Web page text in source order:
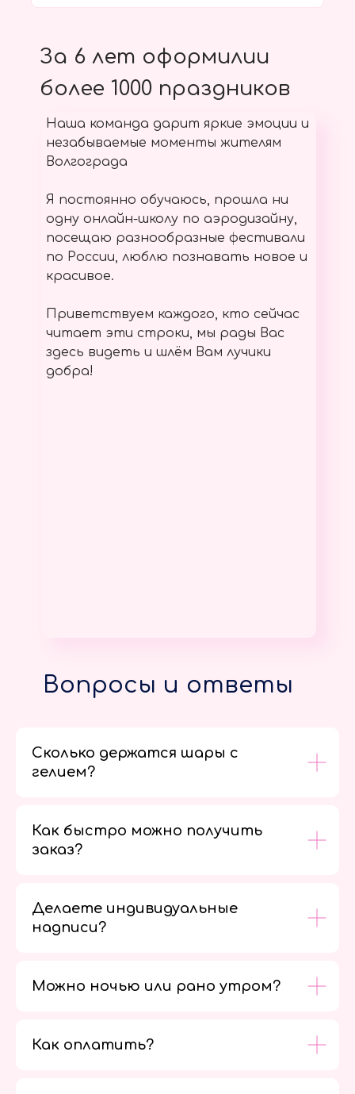
За 6 лет оформилии
более 1000 праздников
Наша команда дарит яркие эмоции и
незабываемые моменты жителям
Волгограда
Я постоянно обучаюсь, прошла ни
одну онлайн-школу по аэродизайну,
посещаю разнообразные фестивали
по России, люблю познавать новое и
красивое.
Приветствуем каждого, кто сейчас
читает эти строки, мы рады Вас
здесь видеть и шлём Вам лучики
добра!
Вопросы и ответы
Сколько держатся шары с
гелием?
Как быстро можно получить
заказ?
Делаете индивидуальные
надписи?
Можно ночью или рано утром?
Как оплатить?